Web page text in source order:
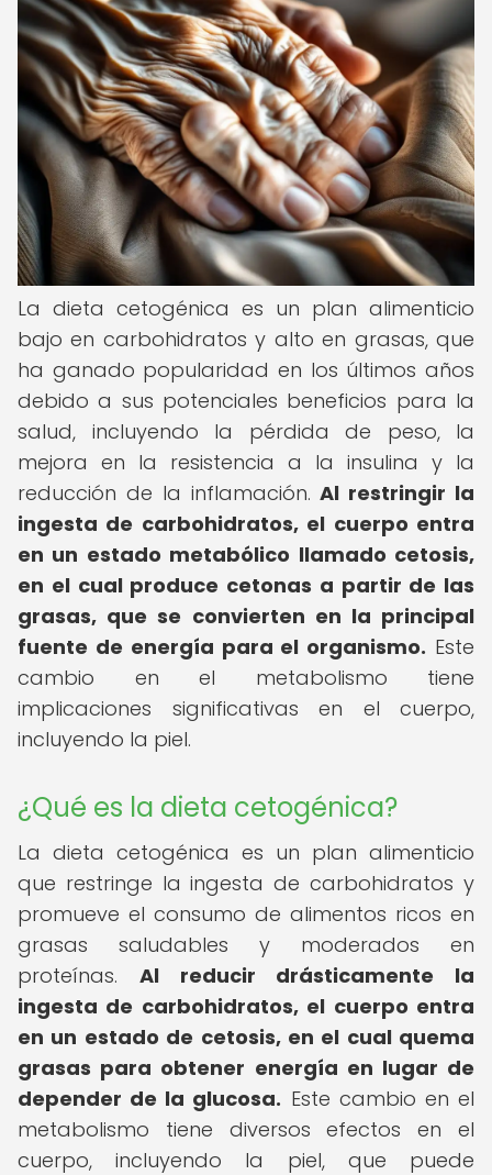
La dieta cetogénica es un plan alimenticio
bajo en carbohidratos y alto en grasas, que
ha ganado popularidad en los últimos años
debido a sus potenciales beneficios para la
salud, incluyendo la pérdida de peso, la
mejora en la resistencia a la insulina y la
reducción de la inflamación.Al restringir la
ingesta de carbohidratos, el cuerpo entra
en un estado metabólico llamado cetosis,
en el cual produce cetonas a partir de las
grasas, que se convierten en la principal
fuente de energía para el organismo. Este
cambio en el metabolismo tiene
implicaciones significativas en el cuerpo,
incluyendo la piel.
¿Qué es la dieta cetogénica?
La dieta cetogénica es un plan alimenticio
que restringe la ingesta de carbohidratos y
promueve el consumo de alimentos ricos en
grasas saludables y moderados en
proteínas. Al reducir drásticamente la
ingesta de carbohidratos, el cuerpo entra
en un estado de cetosis, en el cual quema
grasas para obtener energía en lugar de
depender de la glucosa. Este cambio en el
metabolismo tiene diversos efectos en el
cuerpo, incluyendo la piel, que puede